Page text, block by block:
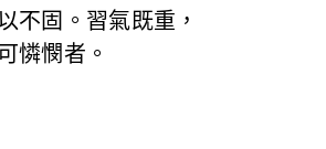
不固。習氣既重，
憐憫者。